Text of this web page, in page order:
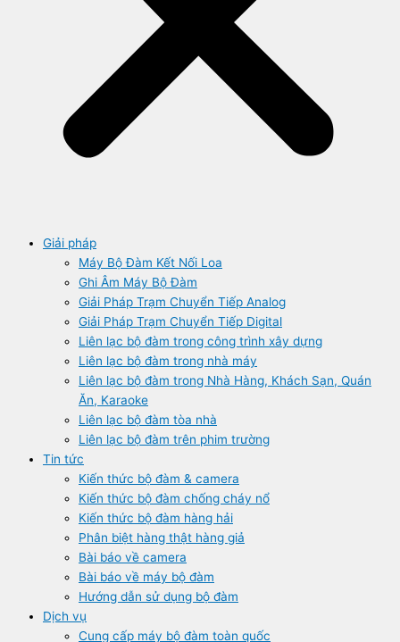
Giải pháp
Máy Bộ Đàm Kết Nối Loa
Ghi Âm Máy Bộ Đàm
Giải Pháp Trạm Chuyển Tiếp Analog
Giải Pháp Trạm Chuyển Tiếp Digital
Liên lạc bộ đàm trong công trình xây dựng
Liên lạc bộ đàm trong nhà máy
Liên lạc bộ đàm trong Nhà Hàng, Khách Sạn, Quán
Ăn, Karaoke
Liên lạc bộ đàm tòa nhà
Liên lạc bộ đàm trên phim trường
Tin tức
Kiến thức bộ đàm & camera
Kiến thức bộ đàm chống cháy nổ
Kiến thức bộ đàm hàng hải
Phân biệt hàng thật hàng giả
Bài báo về camera
Bài báo về máy bộ đàm
Hướng dẫn sử dụng bộ đàm
Dịch vụ
Cung cấp máy bộ đàm toàn quốc